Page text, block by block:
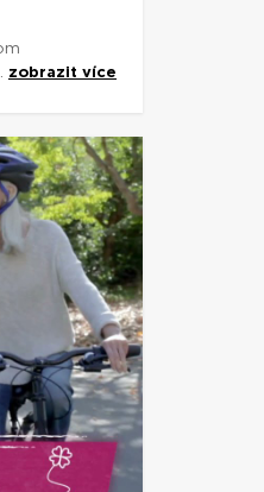
zobrazit více